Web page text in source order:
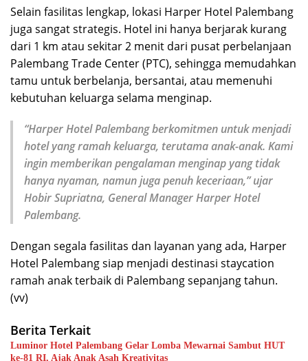
Selain fasilitas lengkap, lokasi Harper Hotel Palembang
juga sangat strategis. Hotel ini hanya berjarak kurang
dari 1 km atau sekitar 2 menit dari pusat perbelanjaan
Palembang Trade Center (PTC), sehingga memudahkan
tamu untuk berbelanja, bersantai, atau memenuhi
kebutuhan keluarga selama menginap.
“Harper Hotel Palembang berkomitmen untuk menjadi
hotel yang ramah keluarga, terutama anak-anak. Kami
ingin memberikan pengalaman menginap yang tidak
hanya nyaman, namun juga penuh keceriaan,” ujar
Hobir Supriatna, General Manager Harper Hotel
Palembang.
Dengan segala fasilitas dan layanan yang ada, Harper
Hotel Palembang siap menjadi destinasi staycation
ramah anak terbaik di Palembang sepanjang tahun.
(vv)
Berita Terkait
Luminor Hotel Palembang Gelar Lomba Mewarnai Sambut HUT
ke-81 RI, Ajak Anak Asah Kreativitas